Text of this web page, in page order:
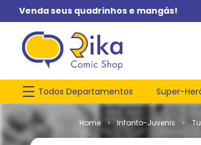
Venda seus quadrinhos e mangás!
Todos Departamentos Super-
Infanto-Juvenis